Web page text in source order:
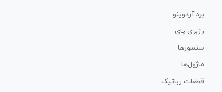
برد آردوینو
رزبری پای
سنسورها
ماژول‌ها
قطعات رباتیک